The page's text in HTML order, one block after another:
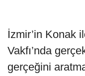
İzmir’in Konak
Vakfı’nda
gerçeğini